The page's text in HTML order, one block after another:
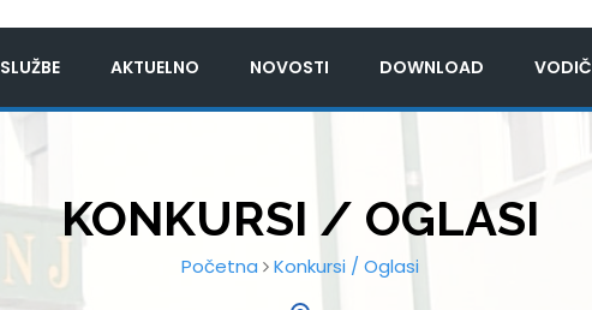
SLUŽBE AKTUELNO NOVOSTI DOWNLOAD VODIČ
KONKURSI / OGLASI
Početna Konkursi / Oglasi